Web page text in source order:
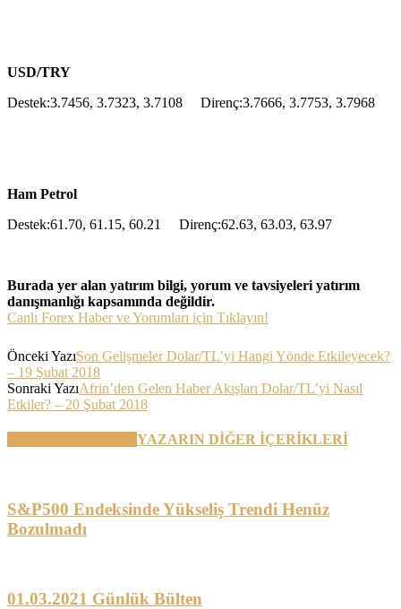
USD/TRY
Destek:3.7456, 3.7323, 3.7108 Direnç:3.7666, 3.7753, 3.7968
Ham Petrol
Destek:61.70, 61.15, 60.21 Direnç:62.63, 63.03, 63.97
Burada yer alan yatırım bilgi, yorum ve tavsiyeleri yatırım
danışmanlığı kapsamında değildir.
Canlı Forex Haber ve Yorumları için Tıklayın!
Önceki YazıSon Gelişmeler Dolar/TL’yi Hangi Yönde Etkileyecek?
– 19 Şubat 2018
Sonraki YazıAfrin’den Gelen Haber Akışları Dolar/TL’yi Nasıl
Etkiler? – 20 Şubat 2018
YAZARIN DİĞER İÇERİKLERİ
S&P500 Endeksinde Yükseliş Trendi Henüz
Bozulmadı
01.03.2021 Günlük Bülten